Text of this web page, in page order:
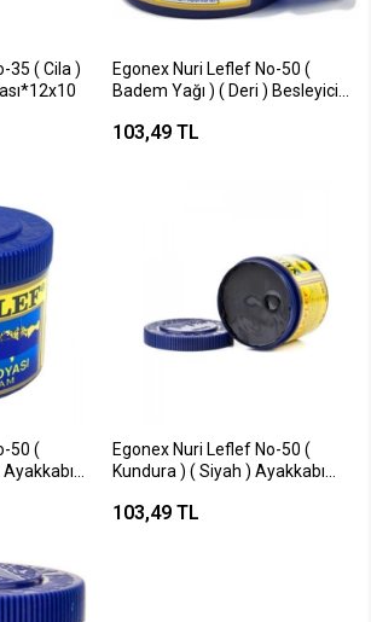
35 ( Cila )
Egonex Nuri Leflef No-50 (
Badem Yağı ) ( Deri ) Besleyici
103,49 TL
50 (
Egonex Nuri Leflef No-50 (
Kundura ) ( Siyah ) Ayakkabı
103,49 TL